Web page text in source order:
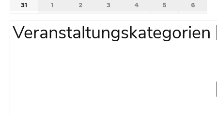
31 1 2 3 4 5 6
Veranstaltungskategorien